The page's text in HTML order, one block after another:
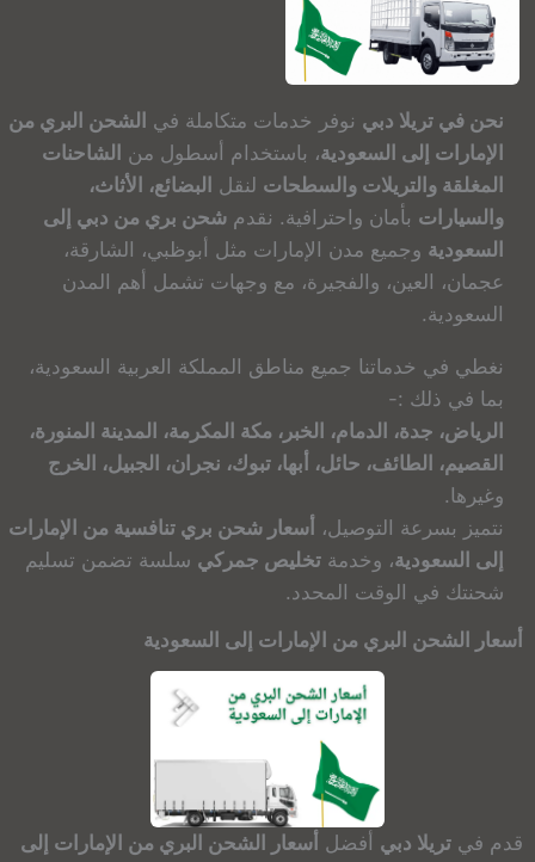
نحن في تريلا دبي نوفر خدمات متكاملة في الشحن البري من
الإمارات إلى السعودية، باستخدام أسطول من الشاحنات
المغلقة والتريلات والسطحات لنقل البضائع، الأثاث،
والسيارات بأمان واحترافية. نقدم شحن بري من دبي إلى
السعودية وجميع مدن الإمارات مثل أبوظبي، الشارقة،
عجمان، العين، والفجيرة، مع وجهات تشمل أهم المدن
السعودية.
نغطي في خدماتنا جميع مناطق المملكة العربية السعودية،
بما في ذلك :-
الرياض، جدة، الدمام، الخبر، مكة المكرمة، المدينة المنورة،
القصيم، الطائف، حائل، أبها، تبوك، نجران، الجبيل، الخرج
وغيرها.
نتميز بسرعة التوصيل، أسعار شحن بري تنافسية من الإمارات
إلى السعودية، وخدمة تخليص جمركي سلسة تضمن تسليم
شحنتك في الوقت المحدد.
أسعار الشحن البري من الإمارات إلى السعودية
قدم في تريلا دبي أفضل أسعار الشحن البري من الإمارات إلى